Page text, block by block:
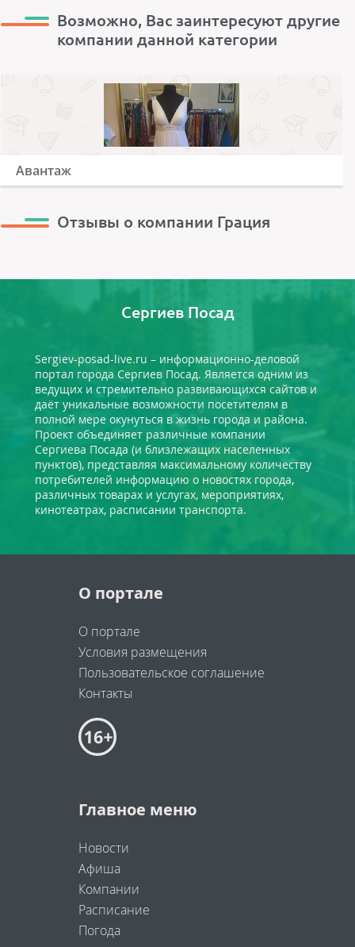
Возможно, Вас заинтересуют другие
компании данной категории
Авантаж
Отзывы о компании Грация
Сергиев Посад
Sergiev-posad-live.ru – информационно-деловой
портал города Сергиев Посад. Является одним из
ведущих и стремительно развивающихся сайтов и
даёт уникальные возможности посетителям в
полной мере окунуться в жизнь города и района.
Проект объединяет различные компании
Сергиева Посада (и близлежащих населенных
пунктов), представляя максимальному количеству
потребителей информацию о новостях города,
различных товарах и услугах, мероприятиях,
кинотеатрах, расписании транспорта.
О портале
О портале
Условия размещения
Пользовательское соглашение
Контакты
Главное меню
Новости
Афиша
Компании
Расписание
Погода